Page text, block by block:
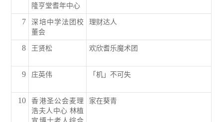
隆亨堂耆年中心
7
深培中学法团校
董会
理财达人
8 王贤松 欢欣耆乐魔术团
9 庄英伟 「机」不可失
10
香港圣公会麦理
浩夫人中心 林植
家在葵青